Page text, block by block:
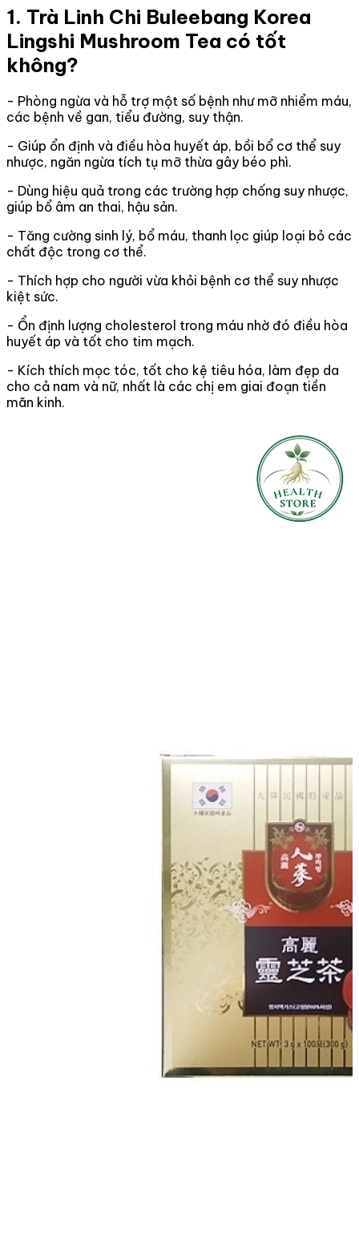
1. Trà Linh Chi Buleebang Korea
Lingshi Mushroom Tea có tốt
không?
- Phòng ngừa và hỗ trợ một số bệnh như mỡ nhiểm máu,
các bệnh về gan, tiểu đường, suy thận.
- Giúp ổn định và điều hòa huyết áp, bồi bổ cơ thể suy
nhược, ngăn ngừa tích tụ mỡ thừa gây béo phì.
- Dùng hiệu quả trong các trường hợp chống suy nhược,
giúp bổ âm an thai, hậu sản.
- Tăng cường sinh lý, bổ máu, thanh lọc giúp loại bỏ các
chất độc trong cơ thể.
- Thích hợp cho người vừa khỏi bệnh cơ thể suy nhược
kiệt sức.
- Ổn định lượng cholesterol trong máu nhờ đó điều hòa
huyết áp và tốt cho tim mạch.
- Kích thích mọc tóc, tốt cho kệ tiêu hóa, làm đẹp da
cho cả nam và nữ, nhất là các chị em giai đoạn tiền
mãn kinh.